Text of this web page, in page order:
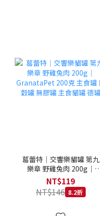
葛蕾特｜交響樂貓罐 第九
樂章 野雞兔肉 200g｜
GranataPet 200克 主食罐
無穀罐 無膠罐 主食貓罐 德
罐
NT$119
NT$146 8.2折